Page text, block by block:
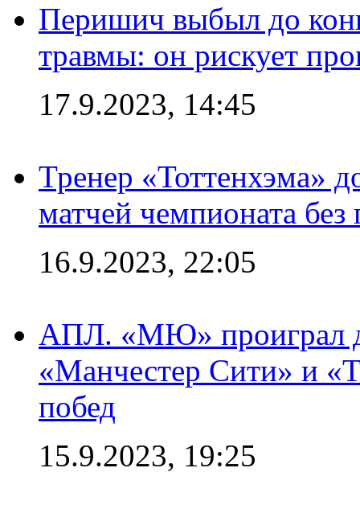
Перишич выбыл до
травмы: он рискует
17.9.2023, 14:45
Тренер «Тоттенхэма»
матчей чемпионата
16.9.2023, 22:05
АПЛ. «МЮ» проиграл
«Манчестер Сити» и
побед
15.9.2023, 19:25